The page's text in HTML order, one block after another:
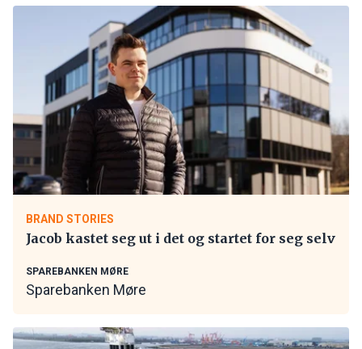
BRAND STORIES
Jacob kastet seg ut i det og startet for seg selv
SPAREBANKEN MØRE
Sparebanken Møre